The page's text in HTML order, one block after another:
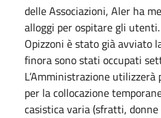
delle Associazioni, Aler ha
alloggi per ospitare gli
Opizzoni è stato già avviato
finora sono stati occupati
L’Amministrazione
per la collocazione
casistica varia (sfratti,